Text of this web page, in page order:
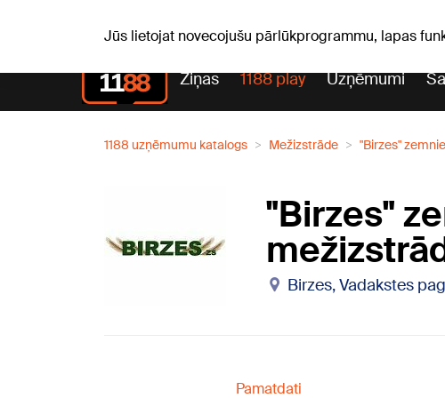
Jūs lietojat novecojušu pārlūkprogrammu, lapas
Ziņas 1188 play Uzņēmumi
1188 uzņēmumu katalogs Mežizstrāde "Birzes"
"Birzes"
Birzes, Vadakstes
Pamatdati